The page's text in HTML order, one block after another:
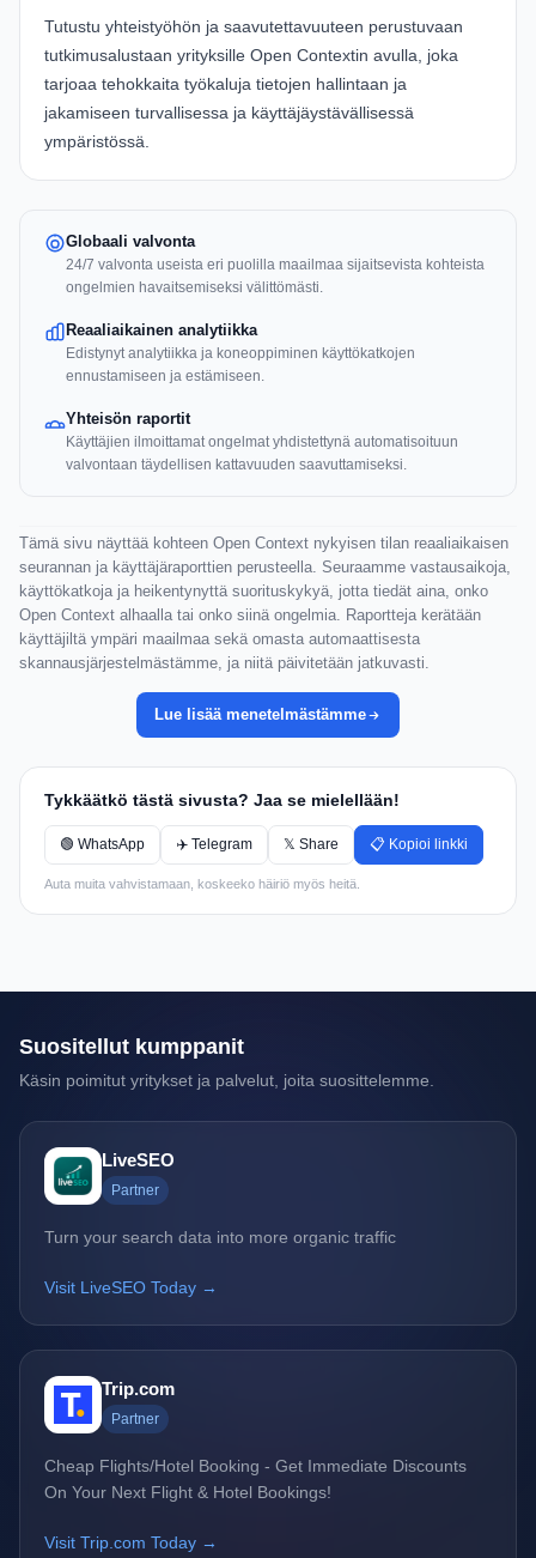
Tutustu yhteistyöhön ja saavutettavuuteen perustuvaan
tutkimusalustaan yrityksille Open Contextin avulla, joka
tarjoaa tehokkaita työkaluja tietojen hallintaan ja
jakamiseen turvallisessa ja käyttäjäystävällisessä
ympäristössä.
Globaali valvonta
24/7 valvonta useista eri puolilla maailmaa sijaitsevista kohteista
ongelmien havaitsemiseksi välittömästi.
Reaaliaikainen analytiikka
Edistynyt analytiikka ja koneoppiminen käyttökatkojen
ennustamiseen ja estämiseen.
Yhteisön raportit
Käyttäjien ilmoittamat ongelmat yhdistettynä automatisoituun
valvontaan täydellisen kattavuuden saavuttamiseksi.
Tämä sivu näyttää kohteen Open Context nykyisen tilan reaaliaikaisen
seurannan ja käyttäjäraporttien perusteella. Seuraamme vastausaikoja,
käyttökatkoja ja heikentynyttä suorituskykyä, jotta tiedät aina, onko
Open Context alhaalla tai onko siinä ongelmia. Raportteja kerätään
käyttäjiltä ympäri maailmaa sekä omasta automaattisesta
skannausjärjestelmästämme, ja niitä päivitetään jatkuvasti.
Lue lisää menetelmästämme
Tykkäätkö tästä sivusta? Jaa se mielellään!
🟢 WhatsApp ✈️ Telegram 𝕏 Share 📋 Kopioi linkki
Auta muita vahvistamaan, koskeeko häiriö myös heitä.
Suositellut kumppanit
Käsin poimitut yritykset ja palvelut, joita suosittelemme.
LiveSEO
Partner
Turn your search data into more organic traffic
Visit LiveSEO Today →
Trip.com
Partner
Cheap Flights/Hotel Booking - Get Immediate Discounts
On Your Next Flight & Hotel Bookings!
Visit Trip.com Today →